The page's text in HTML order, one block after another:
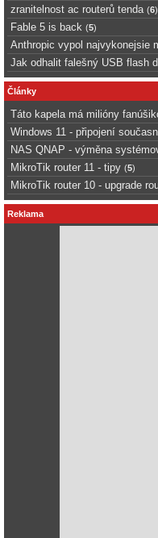
zranitelnost ac routerů tenda (6)
Fable 5 is back (5)
Anthropic vypol najvykonejsie
Jak odhalit falešný USB flash
Články
Táto kapela má milióny
Windows 11 - připojení
NAS QNAP - výměna
MikroTik router 11 - tipy (5)
MikroTik router 10 - upgrade
Reklama